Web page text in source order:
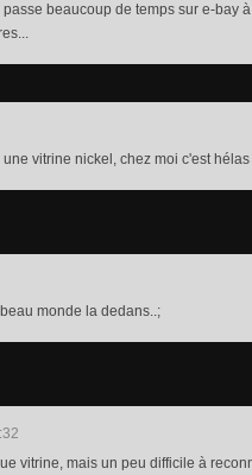
beaucoup de temps sur e-bay
vitrine nickel, chez moi c'est
monde la dedans..;
vitrine, mais un peu difficile à